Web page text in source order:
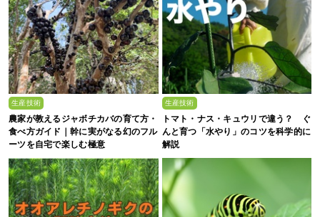
生産技術
農家が教えるジャボチカバの育て方・
食べ方ガイド｜幹に実がなる幻のフル
ーツを自宅で楽しむ極意
生産技術
トマト・ナス・キュウリで違う？ ぐ
んと育つ「水やり」のコツを科学的に
解説